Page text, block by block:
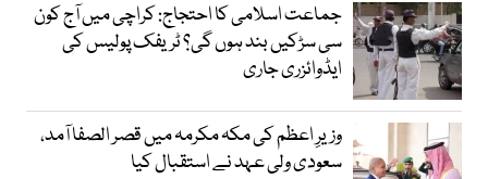
جماعت اسلامی کا احتجاج: کراچی میں آج کون
سی سڑکیں بند ہوں گی؟ ٹریفک پولیس کی
ایڈوائزری جاری
وزیرِ اعظم کی مکہ مکرمہ میں قصر الصفا آمد،
سعودی ولی عہد نے استقبال کیا